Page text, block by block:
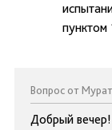
пунктом
Вопрос от
Добрый